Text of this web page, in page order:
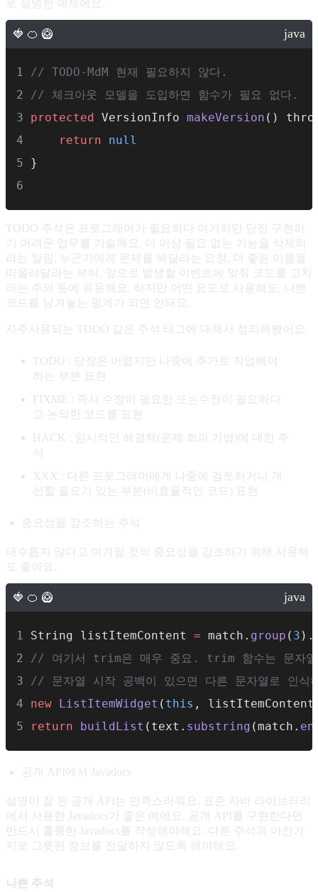
로 설명한 예제에요.
// TODO-MdM 현재 필요하지 않다.
// 체크아웃 모델을 도입하면 함수가 필요 없다.
protected VersionInfo makeVersion ()
return
null
}
TODO 주석은 프로그래머가 필요하다 여기지만 당장 구현하
기 어려운 업무를 기술해요. 더 이상 필요 없는 기능을 삭제하
라는 알림, 누군가에게 문제를 봐달라는 요청, 더 좋은 이름을
떠올려달라는 부탁, 앞으로 발생할 이벤트에 맞춰 코드를 고치
라는 주의 등에 유용해요. 하지만 어떤 요도로 사용해도, 나쁜
코드를 남겨놓는 핑계가 되면 안돼요.
자주사용되는 TODO 같은 주석 태그에 대해서 정리해봤어요.
TODO : 당장은 어렵지만 나중에 추가로 작업해야
하는 부분 표현
FIXME : 즉시 수정이 필요한 또는수정이 필요하다
고 논의한 코드를 표현
HACK : 임시적인 해결책(문제 회피 기법)에 대한 주
석
XXX : 다른 프로그래머에게 나중에 검토하거나 개
선할 필요가 있는 부분(비효율적인 코드) 표현
중요성을 강조하는 주석
대수롭지 않다고 여겨질 것의 중요성을 강조하기 위해 사용해
도 좋아요.
String listItemContent = match. group ( 3 ).
// 여기서 trim은 매우 중요. trim 함수는 문자열
// 문자열 시작 공백이 있으면 다른 문자열로 인식
new ListItemWidget ( this ,
return
buildList (text. substring (match.
공개 API에서 Javadocs
설명이 잘 된 공개 API는 만족스러워요. 표준 자바 라이브러리
에서 사용한 Javadocs가 좋은 예에요. 공개 API를 구현한다면
반드시 훌륭한 Javadocs를 작성해야해요. 다른 주석과 마찬가
지로 그릇된 정보를 전달하지 않도록 해야해요.
나쁜 주석